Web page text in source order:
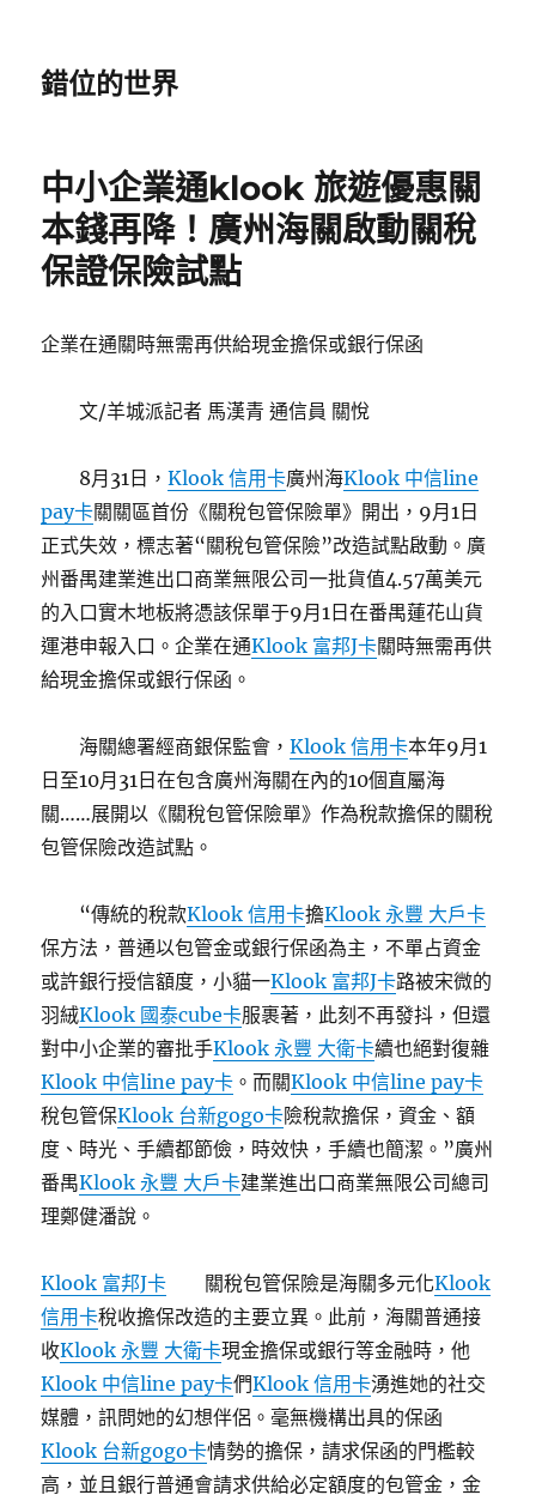
錯位的世界
中小企業通klook 旅遊優惠關
本錢再降！廣州海關啟動關稅
保證保險試點
企業在通關時無需再供給現金擔保或銀行保函
文/羊城派記者 馬漢青 通信員 關悅
8月31日，Klook 信用卡廣州海Klook 中信line
pay卡關關區首份《關稅包管保險單》開出，9月1日
正式失效，標志著“關稅包管保險”改造試點啟動。廣
州番禺建業進出口商業無限公司一批貨值4.57萬美元
的入口實木地板將憑該保單于9月1日在番禺蓮花山貨
運港申報入口。企業在通Klook 富邦J卡關時無需再供
給現金擔保或銀行保函。
海關總署經商銀保監會，Klook 信用卡本年9月1
日至10月31日在包含廣州海關在內的10個直屬海
關……展開以《關稅包管保險單》作為稅款擔保的關稅
包管保險改造試點。
“傳統的稅款Klook 信用卡擔Klook 永豐 大戶卡
保方法，普通以包管金或銀行保函為主，不單占資金
或許銀行授信額度，小貓一Klook 富邦J卡路被宋微的
羽絨Klook 國泰cube卡服裹著，此刻不再發抖，但還
對中小企業的審批手Klook 永豐 大衛卡續也絕對復雜
Klook 中信line pay卡 。而關Klook 中信line pay卡
稅包管保Klook 台新gogo卡險稅款擔保，資金、額
度、時光、手續都節儉，時效快，手續也簡潔。”廣州
番禺Klook 永豐 大戶卡建業進出口商業無限公司總司
理鄭健潘說。
Klook 富邦J卡 關稅包管保險是海關多元化Klook
信用卡稅收擔保改造的主要立異。此前，海關普通接
收Klook 永豐 大衛卡現金擔保或銀行等金融時，他
Klook 中信line pay卡們Klook 信用卡湧進她的社交
媒體，訊問她的幻想伴侶。毫無機構出具的保函
Klook 台新gogo卡情勢的擔保，請求保函的門檻較
高，並且銀行普通會請求供給必定額度的包管金，金